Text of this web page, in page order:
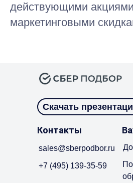
действующими
маркетинговыми
Скачать
Контакты
sales@sberpodbor.ru
+7 (495) 139-35-59